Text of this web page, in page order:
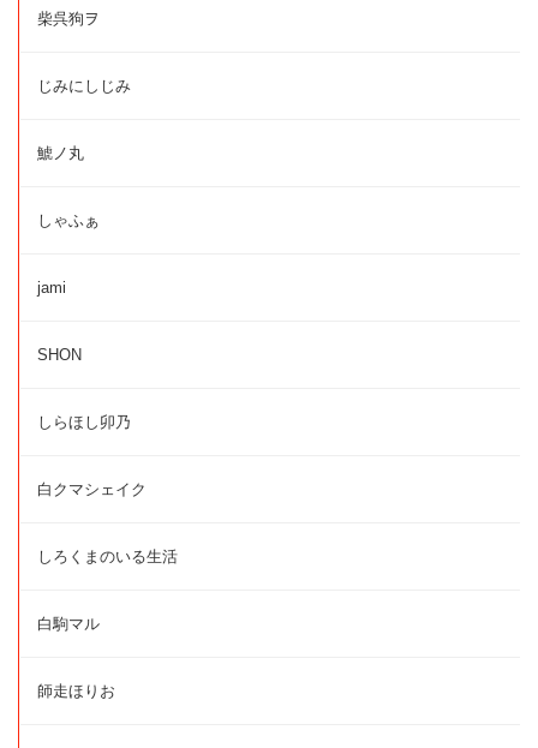
柴呉狗ヲ
じみにしじみ
鯱ノ丸
しゃふぁ
jami
SHON
しらほし卯乃
白クマシェイク
しろくまのいる生活
白駒マル
師走ほりお